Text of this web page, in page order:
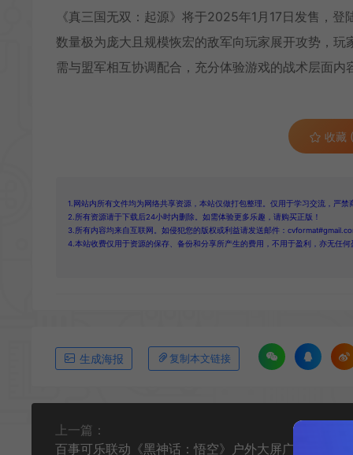
《真三国无双：起源》将于2025年1月17日发售，
数量极为庞大且规模恢宏的敌军向玩家展开攻势，
需与盟军相互协调配合，充分体验游戏的战术层面
收藏
1.网站内所有文件均为网络共享资源，本站仅做打包整理。仅用于学习交流，严
2.所有资源请于下载后24小时内删除。如需体验更多乐趣，请购买正版！
3.所有内容均来自互联网。如侵犯您的版权或利益请发送邮件：
4.本站收费仅用于资源的保存、备份和分享所产生的费用，不用于盈利，亦无任何
生成海报 复制本文链接
上一篇：